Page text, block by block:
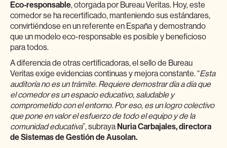
Eco-responsable, otorgada por Bureau Veritas. Hoy, este
comedor se ha recertificado, manteniendo sus estándares,
convirtiéndose en un referente en España y demostrando
que un modelo eco-responsable es posible y beneficioso
para todos.
A diferencia de otras certificadoras, el sello de Bureau
Veritas exige evidencias continuas y mejora constante. “Esta
auditoría no es un trámite. Requiere demostrar día a día que
el comedor es un espacio educativo, saludable y
comprometido con el entorno. Por eso, es un logro colectivo
que pone en valor el esfuerzo de todo el equipo y de la
comunidad educativa”, subraya Nuria Carbajales, directora
de Sistemas de Gestión de Ausolan.